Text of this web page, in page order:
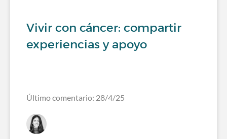
Vivir con cáncer: compartir
experiencias y apoyo
Último comentario: 28/4/25